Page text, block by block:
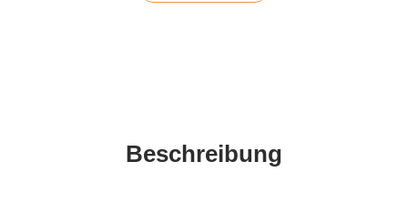
Beschreibung